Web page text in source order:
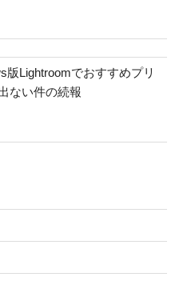
版Lightroomでおすすめプリ
ない件の続報